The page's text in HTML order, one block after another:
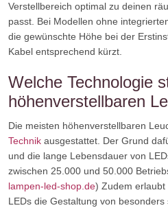
Verstellbereich optimal zu deinen
passt. Bei Modellen ohne
die gewünschte Höhe bei der
Kabel entsprechend kürzt.
Welche Technologie
höhenverstellbaren
Die meisten höhenverstellbaren
Technik ausgestattet. Der Grund
und die lange Lebensdauer von
zwischen 25.000 und 50.000
lampen-led-shop.de) Zudem erlaubt
LEDs die Gestaltung von